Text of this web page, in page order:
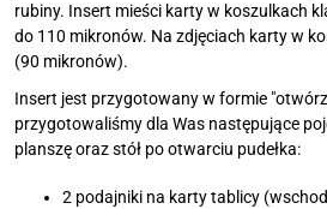
rubiny. Insert mieści karty w koszulkach
do 110 mikronów. Na zdjęciach karty w
(90 mikronów).
Insert jest przygotowany w formie
przygotowaliśmy dla Was następujące
planszę oraz stół po otwarciu pudełka:
2 podajniki na karty tablicy